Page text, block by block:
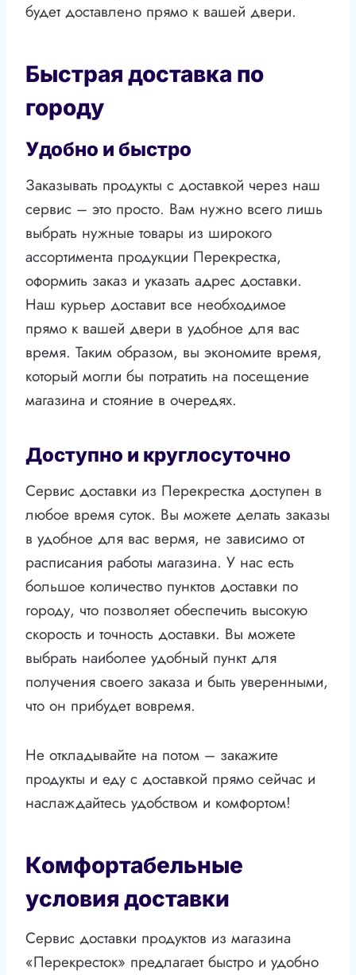
будет доставлено прямо к вашей двери.
Быстрая доставка по
городу
Удобно и быстро
Заказывать продукты с доставкой через наш
сервис – это просто. Вам нужно всего лишь
выбрать нужные товары из широкого
ассортимента продукции Перекрестка,
оформить заказ и указать адрес доставки.
Наш курьер доставит все необходимое
прямо к вашей двери в удобное для вас
время. Таким образом, вы экономите время,
который могли бы потратить на посещение
магазина и стояние в очередях.
Доступно и круглосуточно
Сервис доставки из Перекрестка доступен в
любое время суток. Вы можете делать заказы
в удобное для вас вермя, не зависимо от
расписания работы магазина. У нас есть
большое количество пунктов доставки по
городу, что позволяет обеспечить высокую
скорость и точность доставки. Вы можете
выбрать наиболее удобный пункт для
получения своего заказа и быть уверенными,
что он прибудет вовремя.
Не откладывайте на потом – закажите
продукты и еду с доставкой прямо сейчас и
наслаждайтесь удобством и комфортом!
Комфортабельные
условия доставки
Сервис доставки продуктов из магазина
«Перекресток» предлагает быстро и удобно